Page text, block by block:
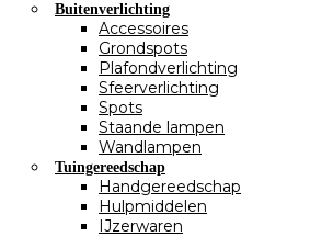
Buitenverlichting
Accessoires
Grondspots
Plafondverlichting
Sfeerverlichting
Spots
Staande lampen
Wandlampen
Tuingereedschap
Handgereedschap
Hulpmiddelen
IJzerwaren